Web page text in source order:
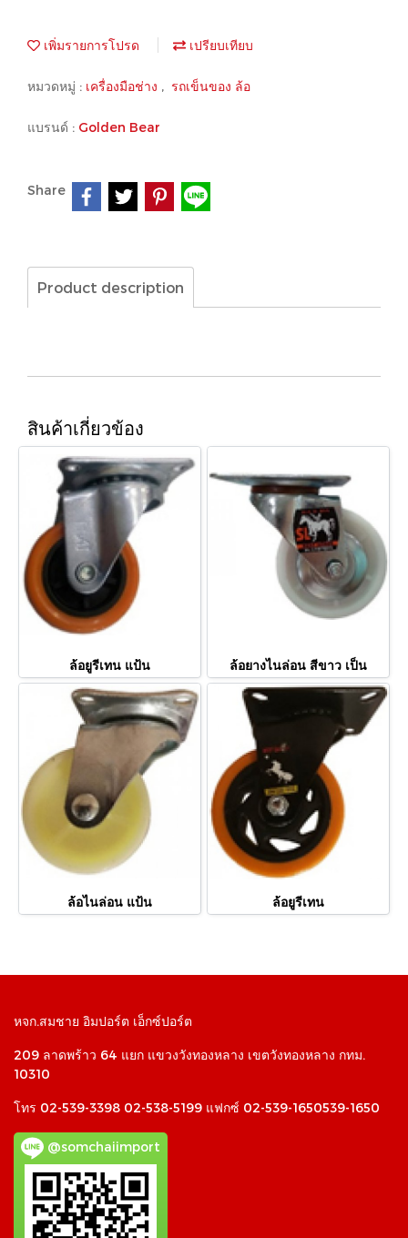
เพิ่มรายการโปรด เปรียบเทียบ
หมวดหมู่ : เครื่องมือช่าง , รถเข็นของ ล้อ
แบรนด์ : Golden Bear
Share
Product description
สินค้าเกี่ยวข้อง
ล้อยูรีเทน แป้น ล้อยางไนล่อน สีขาว เป็น
ล้อไนล่อน แป้น ล้อยูรีเทน
หจก.สมชาย อิมปอร์ต เอ็กซ์ปอร์ต
209 ลาดพร้าว 64 แยก แขวงวังทองหลาง เขตวังทองหลาง กทม.
10310
โทร 02-539-3398 02-538-5199 แฟกซ์ 02-539-1650539-1650
@somchaiimport